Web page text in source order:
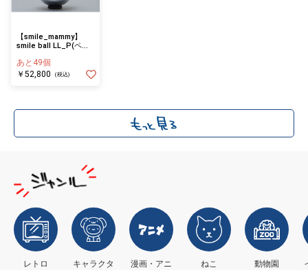
【smile_mammy】
smile ball LL_P(ペン
あと49個
￥52,800
(税込)
レトロ
キャラクタ
漫画・アニ
ねこ 動物園